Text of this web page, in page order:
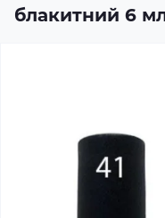
блакитний 6